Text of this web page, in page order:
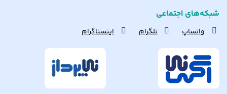
شبکه‌های اجتماعی
واتساپ تلگرام اینستاگرام